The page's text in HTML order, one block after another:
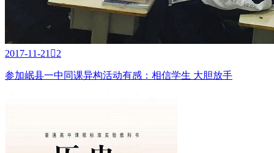
2017-11-21 2
参加岷县一中同课异构活动有感：相信学生 大胆放手